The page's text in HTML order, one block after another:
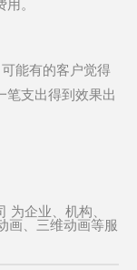
。
能有的客户觉得
笔支出得到效果出
企业、机构、
画、三维动画等服